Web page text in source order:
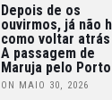
Depois de os
ouvirmos, já não
como voltar atrás
A passagem de
Maruja pelo Porto
ON MAIO 30, 2026